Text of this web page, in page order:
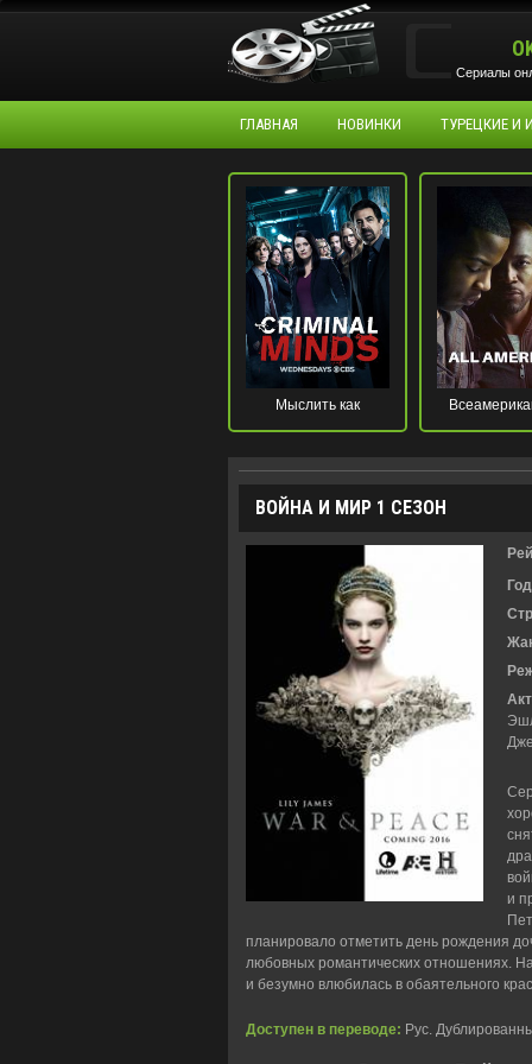
Сериалы
ГЛАВНАЯ НОВИНКИ ТУРЕЦКИЕ И
Мыслить как
преступник
ВОЙНА И МИР 1 СЕЗОН
и
планировало отметить день рождения
любовных романтических отношениях.
и безумно влюбилась в обаятельного
Доступен в переводе: Рус.